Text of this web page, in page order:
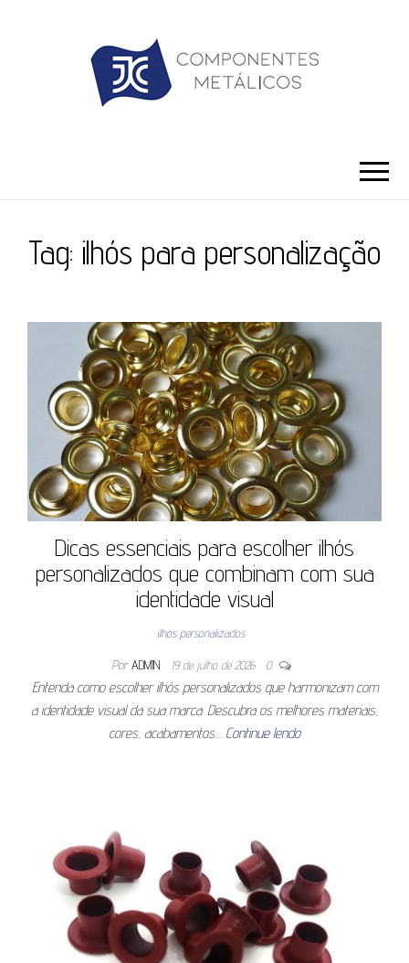
Tag: ilhós para personalização
Dicas essenciais para escolher ilhós
personalizados que combinam com sua
identidade visual
ilhos personalizados
Por ADMIN 19 de julho de 2026 0
Entenda como escolher ilhós personalizados que harmonizam com
a identidade visual da sua marca. Descubra os melhores materiais,
cores, acabamentos… Continue lendo